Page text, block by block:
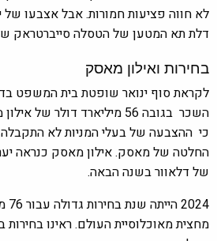
לא חווה פציעות חמורות. אבל אצבעו של
דלת תא המטען של הטסלה סייברטראק
בחירות ואילון מאסק
לקראת סוף ינואר שופטת בית המשפט
השכר בגובה 56 מיליארד דולר
כי ההצבעה של בעלי המניות לא
החלטה של מאסק. אילון מאסק כנראה
של דלאוור בשנה הבאה.
2024
מחצית מאוכלוסיית העולם. ראינו בחירות